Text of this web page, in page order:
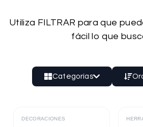
Utiliza FILTRAR para que
fácil lo que
Categorías
Destacado
DECORACIONES